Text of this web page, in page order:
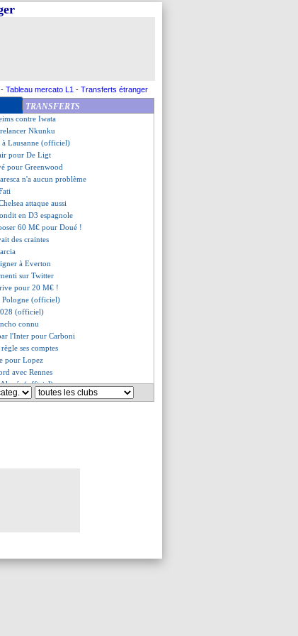
- Tableau mercato L1 - Transferts étranger
TRANSFERTS
d'André Silva
l'été
contre Iwata
Nkunku
à Lausanne (officiel)
pour De Ligt
pour Greenwood
n'a aucun problème
attaque aussi
en D3 espagnole
60 M€ pour Doué !
des craintes
à Everton
sur Twitter
pour 20 M€ !
Pologne (officiel)
(officiel)
connu
l'Inter pour Carboni
ses comptes
pour Lopez
avec Rennes
Alavés (officiel)
23 juillet 2024